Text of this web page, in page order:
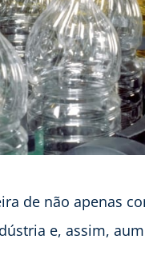
de não apenas
e, assim,